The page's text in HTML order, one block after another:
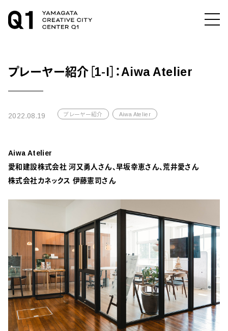
プレーヤー紹介［1-I］：Aiwa Atelier
2022.08.19 プレーヤー紹介 Aiwa Atelier
Aiwa Atelier
愛和建設株式会社 河又勇人さん、早坂幸恵さん、荒井愛さん
株式会社カネックス 伊藤憲司さん